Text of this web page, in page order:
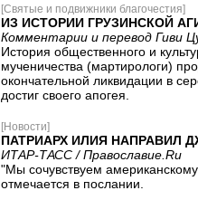
[Святые и подвижники благочестия]
ИЗ ИСТОРИИ ГРУЗИНСКОЙ
Комментарии и перевод Гиви
История общественного и
мученичества (мартирологи)
окончательной ликвидации в
достиг своего апогея.
[Новости]
ПАТРИАРХ ИЛИЯ НАПРАВИЛ
ИТАР-ТАСС / Православие.Ru
"Мы сочувствуем
отмечается в послании.